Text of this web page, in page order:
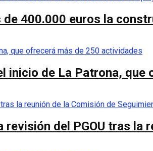
400.000 euros la
inicio de La Patrona,
del PGOU tras la